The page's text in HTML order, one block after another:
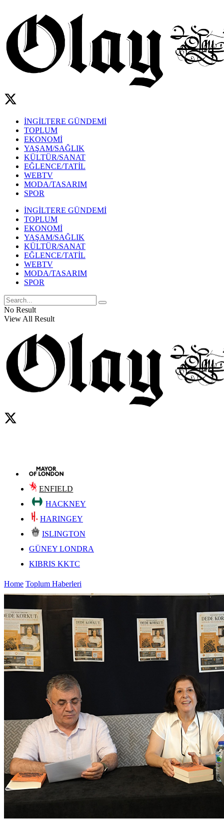
İNGİLTERE GÜNDEMİ
TOPLUM
EKONOMİ
YAŞAM/SAĞLIK
KÜLTÜR/SANAT
EĞLENCE/TATİL
WEBTV
MODA/TASARIM
SPOR
İNGİLTERE GÜNDEMİ
TOPLUM
EKONOMİ
YAŞAM/SAĞLIK
KÜLTÜR/SANAT
EĞLENCE/TATİL
WEBTV
MODA/TASARIM
SPOR
No Result
View All Result
ENFIELD
HACKNEY
HARINGEY
ISLINGTON
GÜNEY LONDRA
KIBRIS KKTC
Home Toplum Haberleri